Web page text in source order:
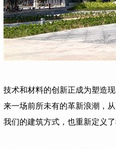
技术和材料的创新正成为塑造
来一场前所未有的革新浪潮，
我们的建筑方式，也重新定义